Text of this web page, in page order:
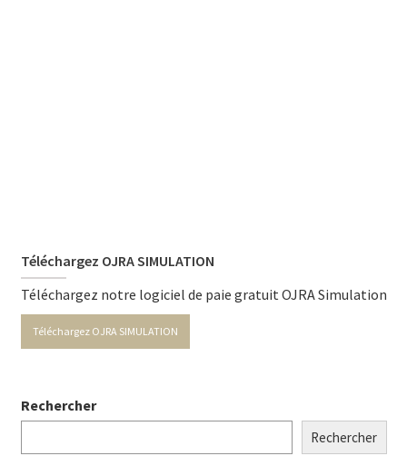
Téléchargez OJRA SIMULATION
Téléchargez notre logiciel de paie gratuit OJRA Simulation
Téléchargez OJRA SIMULATION
Rechercher
Rechercher